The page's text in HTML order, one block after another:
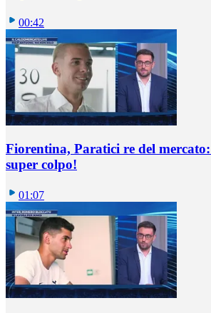
00:42
Fiorentina, Paratici re del
super colpo!
01:07